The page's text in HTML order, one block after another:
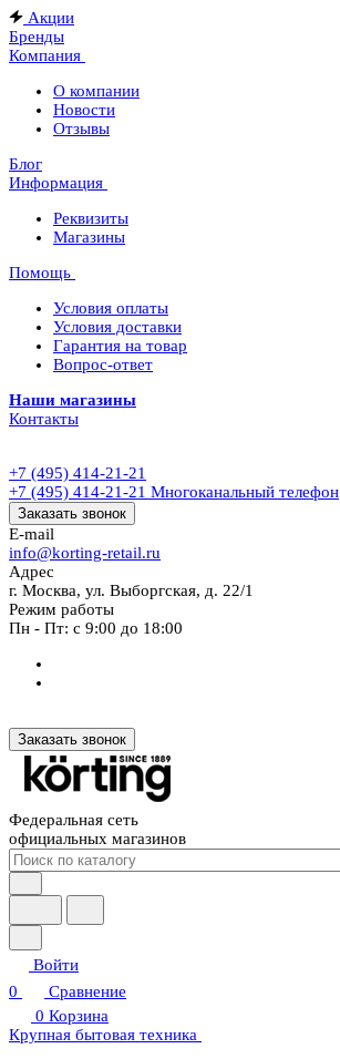
Акции
Бренды
Компания
О компании
Новости
Отзывы
Блог
Информация
Реквизиты
Магазины
Помощь
Условия оплаты
Условия доставки
Гарантия на товар
Вопрос-ответ
Наши магазины
Контакты
+7 (495) 414-21-21
+7 (495) 414-21-21 Многоканальный телефон
Заказать звонок
E-mail
info@korting-retail.ru
Адрес
г. Москва, ул. Выборгская, д. 22/1
Режим работы
Пн - Пт: с 9:00 до 18:00
Заказать звонок
Федеральная сеть
официальных магазинов
Войти
0
Сравнение
0 Корзина
Крупная бытовая техника